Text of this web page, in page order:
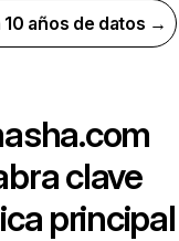
años de datos →
clave
principal